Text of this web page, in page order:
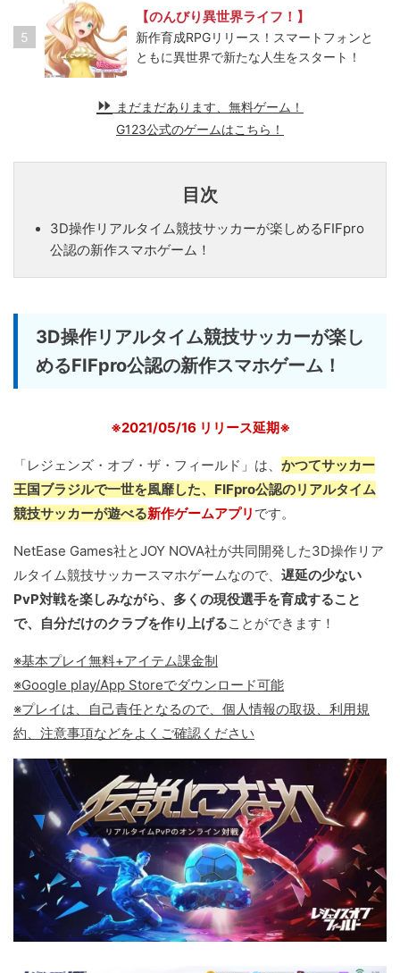
5
【のんびり異世界ライフ！】
新作育成RPGリリース！スマートフォンと
ともに異世界で新たな人生をスタート！
まだまだあります、無料ゲーム！
G123公式のゲームはこちら！
目次
3D操作リアルタイム競技サッカーが楽しめるFIFpro
公認の新作スマホゲーム！
3D操作リアルタイム競技サッカーが楽し
めるFIFpro公認の新作スマホゲーム！
※2021/05/16 リリース延期※
「レジェンズ・オブ・ザ・フィールド」は、 かつてサッカー
王国ブラジルで一世を風靡した、FIFpro公認のリアルタイム
競技サッカーが遊べる新作ゲームアプリ です。
NetEase Games社とJOY NOVA社が共同開発した3D操作リア
ルタイム競技サッカースマホゲームなので、 遅延の少ない
PvP対戦を楽しみながら、多くの現役選手を育成すること
で、自分だけのクラブを作り上げることができます！
※基本プレイ無料+アイテム課金制
※Google play/App Storeでダウンロード可能
※プレイは、自己責任となるので、個人情報の取扱、利用規
約、注意事項などをよくご確認ください